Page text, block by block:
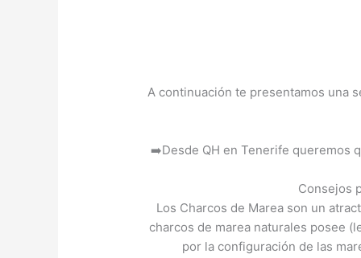
A continuación te presentamos una
➡️Desde QH en Tenerife queremos
Consejos
Los Charcos de Marea son un
charcos de marea naturales posee
por la configuración de las